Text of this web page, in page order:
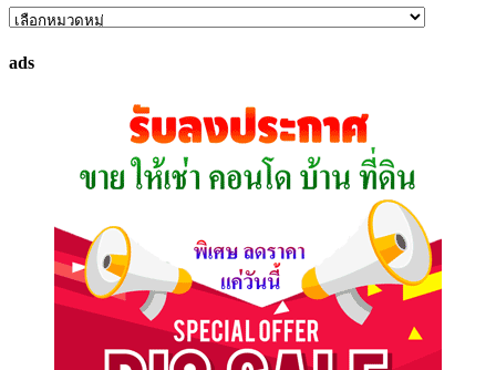
ค้นหา
ที่
ads